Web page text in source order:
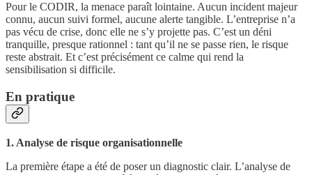
Pour le CODIR, la menace paraît lointaine. Aucun incident majeur
connu, aucun suivi formel, aucune alerte tangible. L’entreprise n’a
pas vécu de crise, donc elle ne s’y projette pas. C’est un déni
tranquille, presque rationnel : tant qu’il ne se passe rien, le risque
reste abstrait. Et c’est précisément ce calme qui rend la
sensibilisation si difficile.
En pratique
1. Analyse de risque organisationnelle
La première étape a été de poser un diagnostic clair. L’analyse de